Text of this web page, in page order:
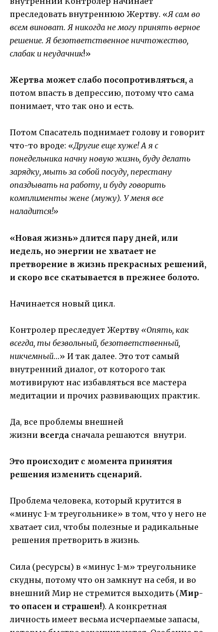
преследовать внутреннюю Жертву. «Я сам во
всем виноват. Я никогда не могу принять верное
решение. Я безответственное ничтожество,
слабак и неудачник!»
Жертва может слабо посопротивляться, а
потом впасть в депрессию, потому что сама
понимает, что так оно и есть.
Потом Спасатель поднимает голову и говорит
что-то вроде: «Другие еще хуже! А я с
понедельника начну новую жизнь, буду делать
зарядку, мыть за собой посуду, перестану
опаздывать на работу, и буду говорить
комплименты жене (мужу). У меня все
наладится!»
«Новая жизнь» длится пару дней, или
недель, но энергии не хватает не
претворение в жизнь прекрасных решений,
и скоро все скатывается в прежнее болото.
Начинается новый цикл.
Контролер преследует Жертву «Опять, как
всегда, ты безвольный, безответственный,
никчемный…» И так далее. Это тот самый
внутренний диалог, от которого так
мотивируют нас избавляться все мастера
медитации и прочих развивающих практик.
Да, все проблемы внешней
жизни всегда сначала решаются внутри.
Это происходит с момента принятия
решения изменить сценарий.
Проблема человека, который крутится в
«минус 1-м треугольнике» в том, что у него не
хватает сил, чтобы полезные и радикальные
решения претворить в жизнь.
Сила (ресурсы) в «минус 1-м» треугольнике
скудны, потому что он замкнут на себя, и во
внешний Мир не стремится выходить (Мир-
то опасен и страшен!). А конкретная
личность имеет весьма исчерпаемые запасы,